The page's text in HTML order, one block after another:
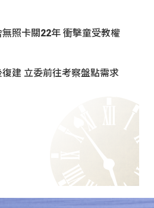
照卡關22年 衝擊童受教權
建 立委前往考察盤點需求